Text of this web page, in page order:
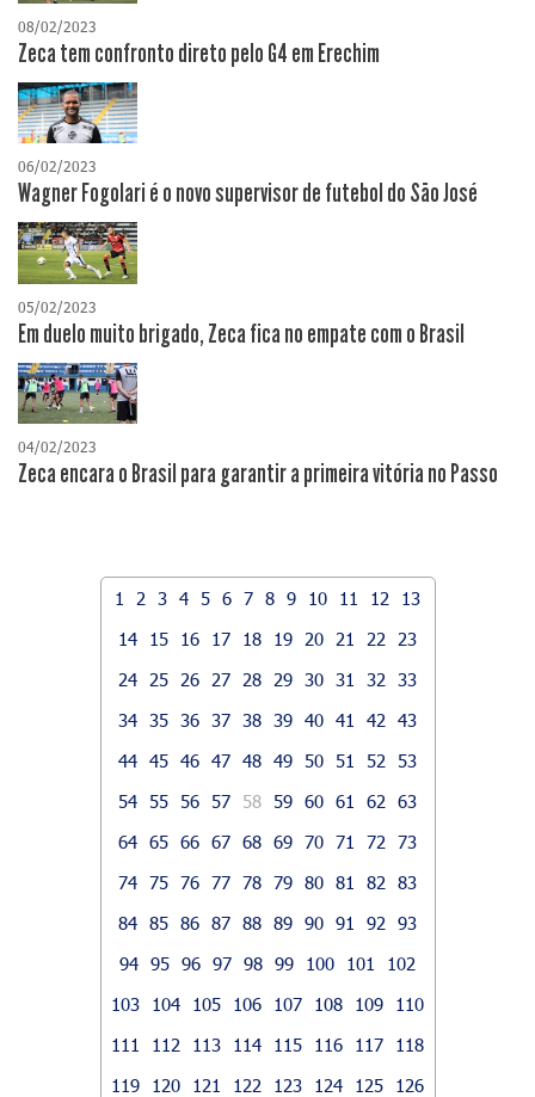
08/02/2023
Zeca tem confronto direto pelo G4 em Erechim
06/02/2023
Wagner Fogolari é o novo supervisor de futebol do São José
05/02/2023
Em duelo muito brigado, Zeca fica no empate com o Brasil
04/02/2023
Zeca encara o Brasil para garantir a primeira vitória no Passo
1 2 3 4 5 6 7 8 9 10 11 12
13
14
15 16 17 18 19 20 21 22
23
24
25 26 27 28 29 30 31 32
33
34 35 36 37 38 39 40 41 42
43
44 45 46 47 48 49 50 51 52
53
54 55 56 57 58 59 60 61 62
63
64 65 66 67 68 69 70 71 72
73
74 75 76 77 78 79 80 81 82
83
84 85 86 87 88 89 90 91 92
93
94 95 96 97 98 99 100 101
102
103
104 105 106 107 108 109
110
111
112 113 114 115 116 117
118
119
120 121 122 123 124 125
126